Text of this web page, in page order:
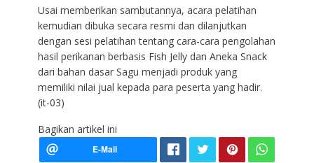
Usai memberikan sambutannya, acara pelatihan
kemudian dibuka secara resmi dan dilanjutkan
dengan sesi pelatihan tentang cara-cara pengolahan
hasil perikanan berbasis Fish Jelly dan Aneka Snack
dari bahan dasar Sagu menjadi produk yang
memiliki nilai jual kepada para peserta yang hadir.
(it-03)
Bagikan artikel ini